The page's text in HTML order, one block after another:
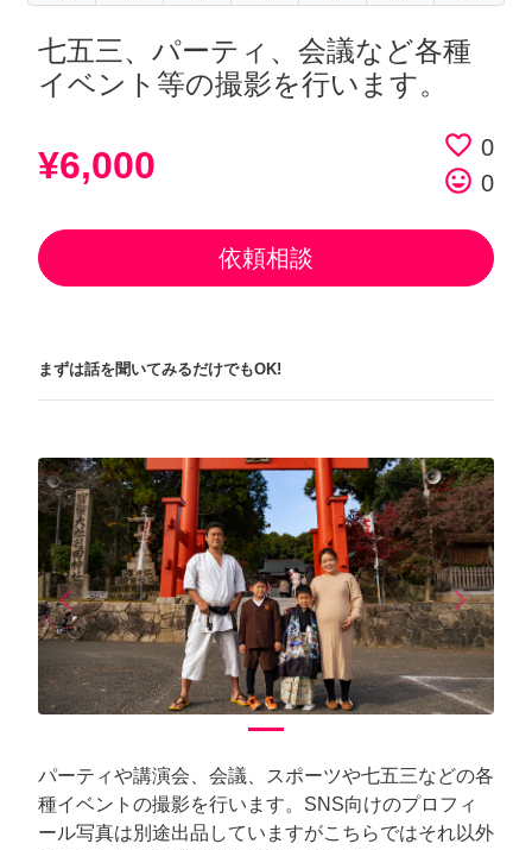
七五三、パーティ、会議など各種
イベント等の撮影を行います。
¥6,000 favorite_border 0
tag_faces 0
依頼相談
まずは話を聞いてみるだけでもOK!
arrow_back_iosPrevious arrow_forward_iosNext
パーティや講演会、会議、スポーツや七五三などの各
種イベントの撮影を行います。SNS向けのプロフィ
ール写真は別途出品していますがこちらではそれ以外